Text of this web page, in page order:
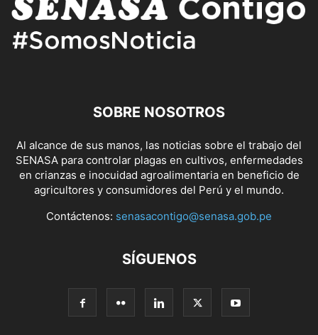
SOBRE NOSOTROS
Al alcance de sus manos, las noticias sobre el trabajo del
SENASA para controlar plagas en cultivos, enfermedades
en crianzas e inocuidad agroalimentaria en beneficio de
agricultores y consumidores del Perú y el mundo.
Contáctenos: senasacontigo@senasa.gob.pe
SÍGUENOS